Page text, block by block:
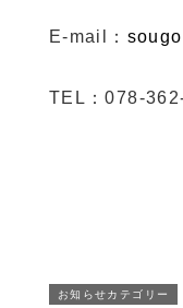
E-mail：
TEL：078-
お知らせカテゴリー